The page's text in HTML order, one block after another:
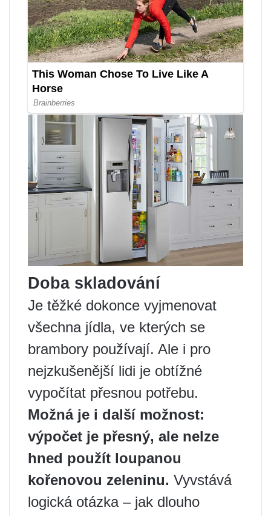
Doba skladování
Je těžké dokonce vyjmenovat
všechna jídla, ve kterých se
brambory používají. Ale i pro
nejzkušenější lidi je obtížné
vypočítat přesnou potřebu.
Možná je i další možnost:
výpočet je přesný, ale nelze
hned použít loupanou
kořenovou zeleninu. Vyvstává
logická otázka – jak dlouho